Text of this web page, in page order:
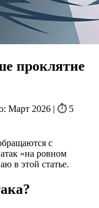
проклятие
Март 2026 | ⏱ 5
с
«на ровном
в этой статье.